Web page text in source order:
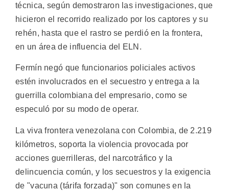
técnica, según demostraron las investigaciones, que
hicieron el recorrido realizado por los captores y su
rehén, hasta que el rastro se perdió en la frontera,
en un área de influencia del ELN.
Fermín negó que funcionarios policiales activos
estén involucrados en el secuestro y entrega a la
guerrilla colombiana del empresario, como se
especuló por su modo de operar.
La viva frontera venezolana con Colombia, de 2.219
kilómetros, soporta la violencia provocada por
acciones guerrilleras, del narcotráfico y la
delincuencia común, y los secuestros y la exigencia
de "vacuna (tárifa forzada)" son comunes en la